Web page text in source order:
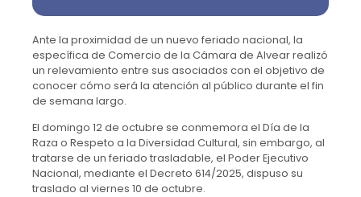
Ante la proximidad de un nuevo feriado nacional, la
específica de Comercio de la Cámara de Alvear realizó
un relevamiento entre sus asociados con el objetivo de
conocer cómo será la atención al público durante el fin
de semana largo.
El domingo 12 de octubre se conmemora el Día de la
Raza o Respeto a la Diversidad Cultural, sin embargo, al
tratarse de un feriado trasladable, el Poder Ejecutivo
Nacional, mediante el Decreto 614/2025, dispuso su
traslado al viernes 10 de octubre.